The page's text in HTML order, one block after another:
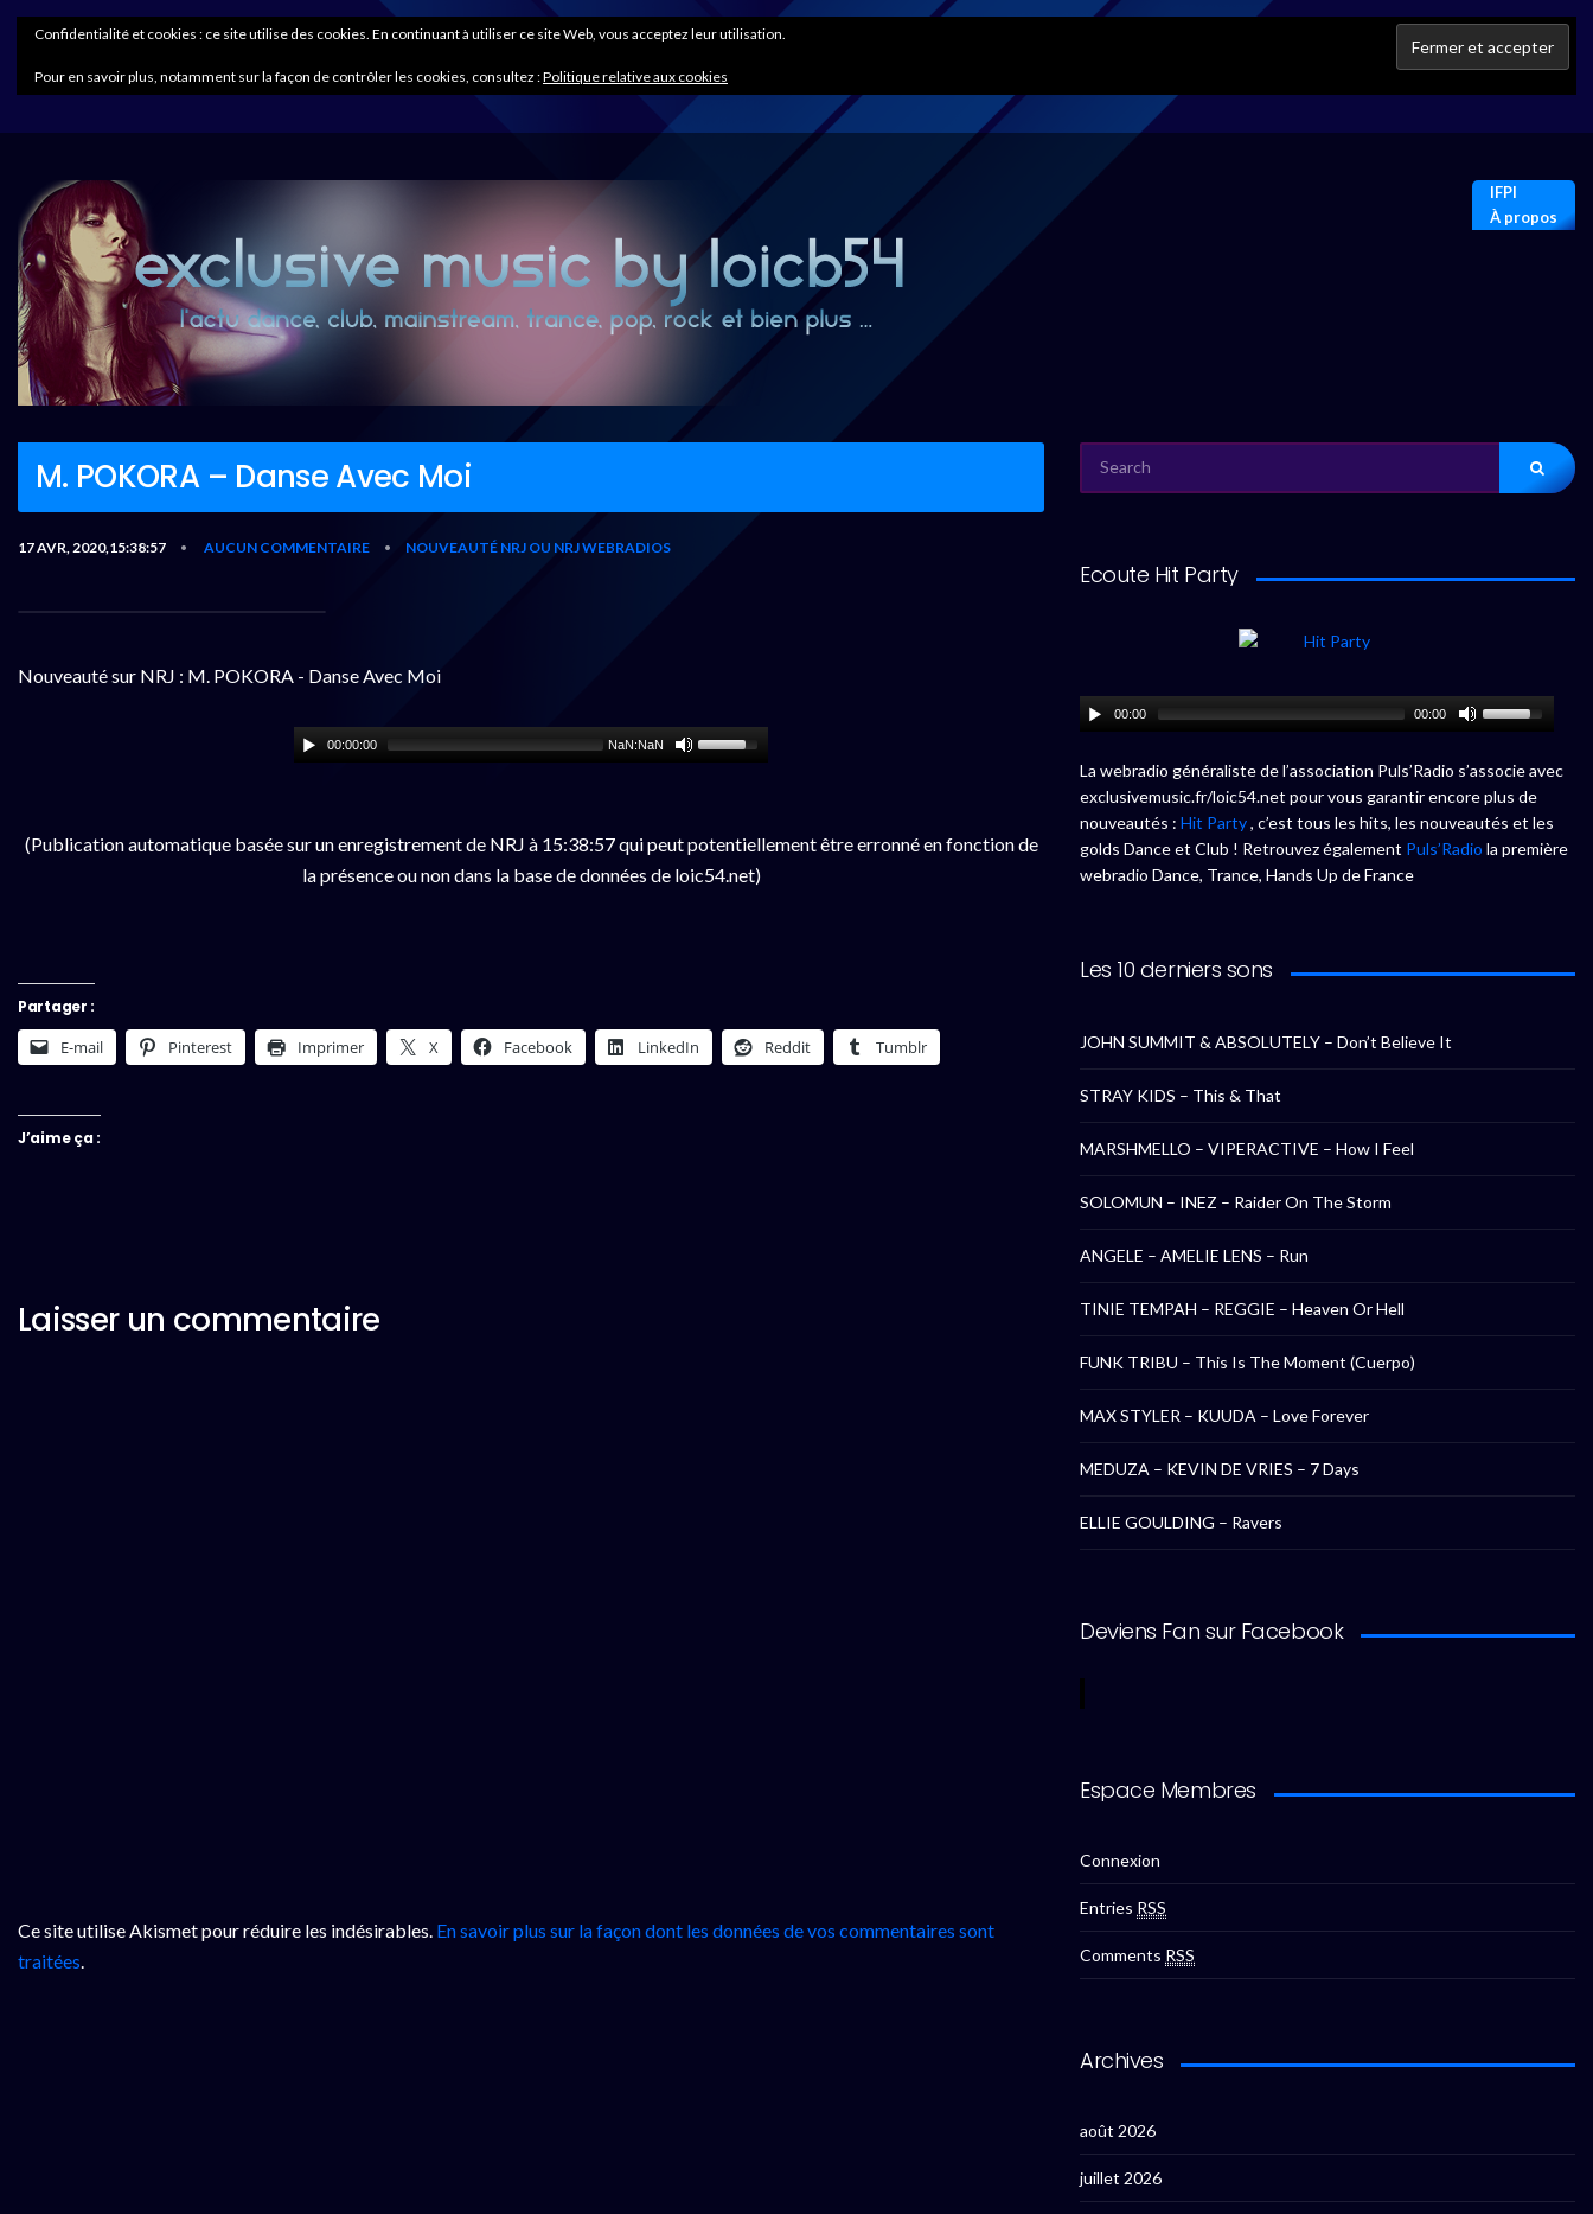
IFPI
À propos
M. POKORA – Danse Avec Moi
17 AVR, 2020,15:38:57 • AUCUN COMMENTAIRE • NOUVEAUTÉ NRJ OU NRJ WEBRADIOS
Nouveauté sur NRJ : M. POKORA - Danse Avec Moi
00:00:00 NaN:NaN
(Publication automatique basée sur un enregistrement de NRJ à 15:38:57 qui peut potentiellement être erronné en fonction de
la présence ou non dans la base de données de loic54.net)
Partager :
E-mail Pinterest Imprimer X Facebook LinkedIn Reddit Tumblr
J’aime ça :
Laisser un commentaire
Ce site utilise Akismet pour réduire les indésirables. En savoir plus sur la façon dont les données de vos commentaires sont
traitées.
FOR:
Ecoute Hit Party
00:00 00:00
La webradio généraliste de l’association Puls’Radio s’associe avec
exclusivemusic.fr/loic54.net pour vous garantir encore plus de
nouveautés : Hit Party, c’est tous les hits, les nouveautés et les
golds Dance et Club ! Retrouvez également Puls’Radio la première
webradio Dance, Trance, Hands Up de France
Les 10 derniers sons
JOHN SUMMIT & ABSOLUTELY – Don’t Believe It
STRAY KIDS – This & That
MARSHMELLO – VIPERACTIVE – How I Feel
SOLOMUN – INEZ – Raider On The Storm
ANGELE – AMELIE LENS – Run
TINIE TEMPAH – REGGIE – Heaven Or Hell
FUNK TRIBU – This Is The Moment (Cuerpo)
MAX STYLER – KUUDA – Love Forever
MEDUZA – KEVIN DE VRIES – 7 Days
ELLIE GOULDING – Ravers
Deviens Fan sur Facebook
Espace Membres
Connexion
Entries RSS
Comments RSS
Archives
août 2026
juillet 2026
Confidentialité et cookies : ce site utilise des cookies. En continuant à utiliser ce site Web, vous acceptez leur utilisation.
Pour en savoir plus, notamment sur la façon de contrôler les cookies, consultez :Politique relative aux cookies